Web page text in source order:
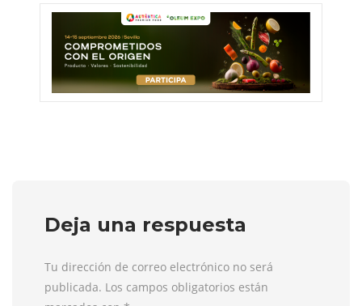
Deja una respuesta
Tu dirección de correo electrónico no será
publicada. Los campos obligatorios están